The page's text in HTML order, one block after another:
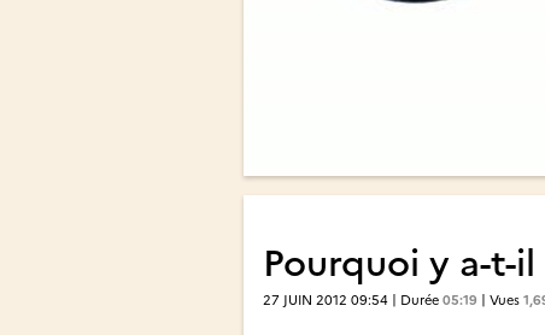
Pourquoi y a-t-il
27 JUIN 2012 09:54 | Durée 05:19 | Vues